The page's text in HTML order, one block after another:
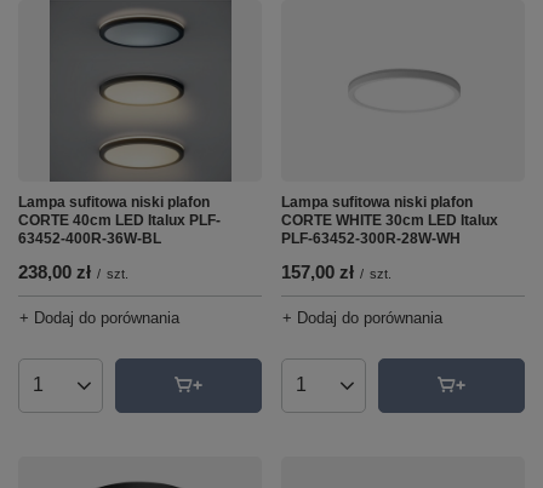
Lampa sufitowa niski plafon
CORTE 40cm LED Italux PLF-
63452-400R-36W-BL
238,00 zł / szt.
+ Dodaj do porównania
Ilość produktów
Lampa sufitowa niski plafon
CORTE WHITE 30cm LED Italux
PLF-63452-300R-28W-WH
157,00 zł / szt.
+ Dodaj do porównania
Ilość produktów